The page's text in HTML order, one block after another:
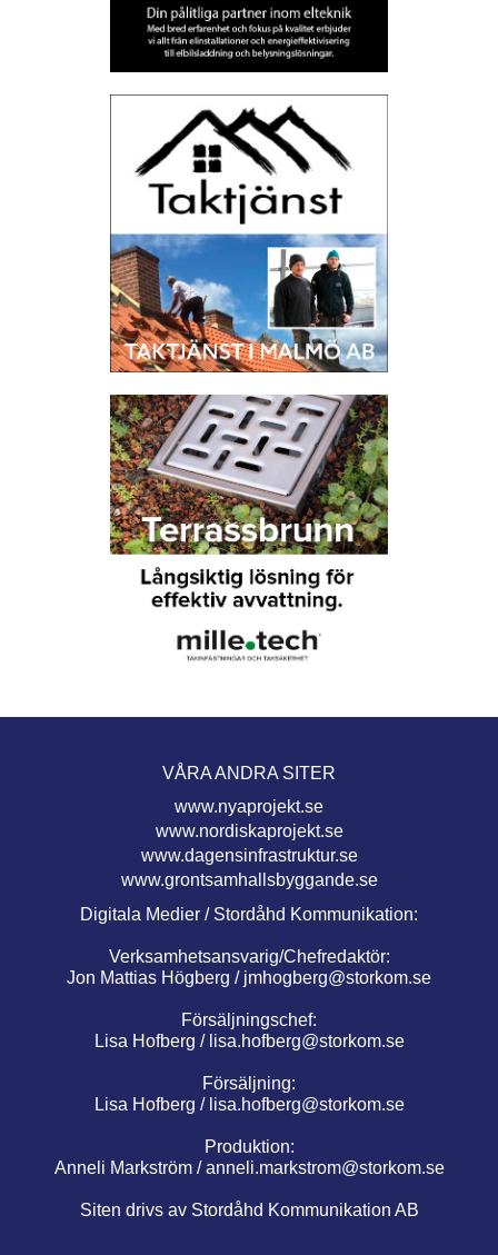
VÅRA ANDRA SITER
www.nyaprojekt.se
www.nordiskaprojekt.se
www.dagensinfrastruktur.se
www.grontsamhallsbyggande.se
Digitala Medier / Stordåhd Kommunikation:
Verksamhetsansvarig/Chefredaktör:
Jon Mattias Högberg / jmhogberg@storkom.se
Försäljningschef:
Lisa Hofberg / lisa.hofberg@storkom.se
Försäljning:
Lisa Hofberg / lisa.hofberg@storkom.se
Produktion:
Anneli Markström /anneli.markstrom@storkom.se
Siten drivs av Stordåhd Kommunikation AB